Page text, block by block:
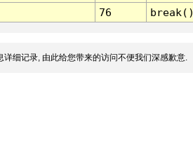
76 break()
细记录, 由此给您带来的访问不便我们深感歉意.